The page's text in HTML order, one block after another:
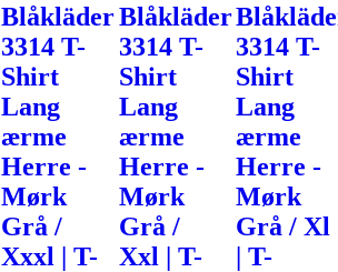
Blåkläder
3314 T-
Shirt
Lang
ærme
Herre -
Mørk
Grå /
Xxxl | T-
Blåkläder
3314 T-
Shirt
Lang
ærme
Herre -
Mørk
Grå /
Xxl | T-
3314 T-
Shirt
Lang
ærme
Herre -
Mørk
Grå / Xl
| T-